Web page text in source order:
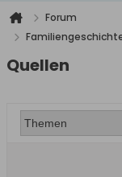
Forum
Quellen